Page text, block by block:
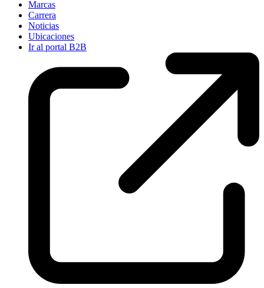
Marcas
Carrera
Noticias
Ubicaciones
Ir al portal B2B